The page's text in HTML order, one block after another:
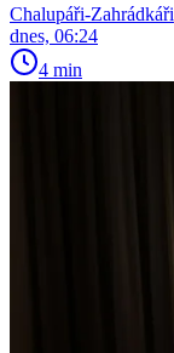
Chalupáři-Zahrádkáři
dnes, 06:24
4 min